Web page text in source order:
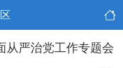
从严治党工作专题会